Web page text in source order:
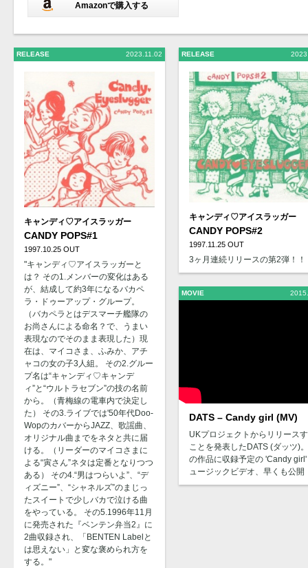
Amazonで購入する
RELEASE 2023.11.02
キャンディ♡アイスラッガー
CANDY POPS#1
1997.10.25 OUT
"キャンディ♡アイスラッガーと
は？ その1.メンバーの変化はある
が、結成して約3年になるバカペ
ラ・ドゥーアップ・グループ。
（バカペラとはデスマーチ艦隊の
お尚さんによる命名？で、うまい
表現なのでそのまま表現した）現
在は、マイコさま、ふみか、アチ
ャコの女の子3人組。 その2.グルー
プ名は“キャンディ♡キャンデ
ィ”と“ウルトラセブン”の技の名前
から。（青梅線の電車内で決定し
た） その3.ライブでは'50年代Doo-
WopのカバーからJAZZ、歌謡曲、
オリジナル曲までをネタと共に届
ける。（リーダーのマイコさまに
よる“寅さん”ネタは定番となりつつ
ある） その4.“男はつらいよ”、“デ
ィズニー”、“シャネルズ”のまじっ
たスイートで少しバカで泣ける曲
をやっている。 その5.1996年11月
に発売された『ベンテン弁当2』に
2曲収録され、「BENTEN Labelと
は思えない」と変な褒められ方を
する。"
RELEASE
キャンディ♡アイスラッガー
CANDY POPS#2
1997.11.25 OUT
3ヶ月連続リリースの第2弾！！
MOVIE
DATS – Candy girl (MV)
UKプロジェクトからリリース
ことを発表したDATS (ダッツ)
の作品に収録予定の 'Candy girl'
ュージックビデオ、早くも公開